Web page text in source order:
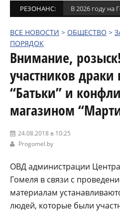
РЕЗОНАНС: В 2026 году на
ВСЕ НОВОСТИ > ОБЩЕСТВО >
ПОРЯДОК
Внимание,
участников драки
“Батьки” и
магазином
24.08.2018 в 10:25
Progomel.by
ОВД администрации
Гомеля в связи с
материалам
людей, которые были